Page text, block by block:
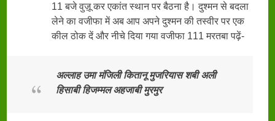
11 बजे वुज़ू कर एकांत स्थान पर बैठना है। दुश्मन से बदला
लेने का वजीफा में अब आप अपने दुश्मन की तस्वीर पर एक
कील ठोक दें और नीचे दिया गया वजीफा 111 मरतबा पढ़ें-
अल्लाह उमा मंजिली कितानू मुजरियास शबी अली
हिसाबी हिजम्मल अहजाबी मुरमुर